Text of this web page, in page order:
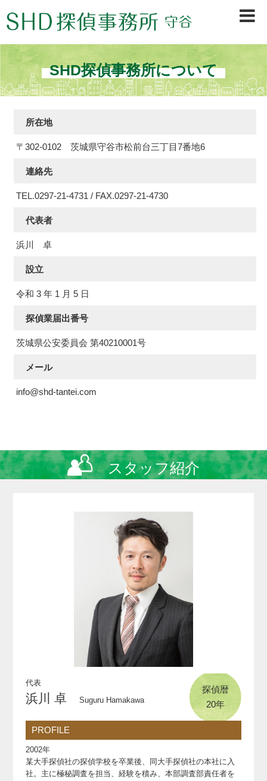
茨城県守谷市、取手市、常総市、龍ヶ崎市、坂東市、境町、古河市を中心に、浮
気調査・行動調査・信用調査等、早期調査＆秘密厳守で不安を素早く解決。初め
ての方も安心の探偵会社です。
SHD探偵事務所について
所在地
〒302-0102 茨城県守谷市松前台三丁目7番地6
連絡先
TEL.0297-21-4731 / FAX.0297-21-4730
代表者
浜川 卓
設立
令和 3 年 1 月 5 日
探偵業届出番号
茨城県公安委員会 第40210001号
メール
info@shd-tantei.com
スタッフ紹介
代表
浜川 卓 Suguru Hamakawa
探偵暦
20年
PROFILE
2002年
某大手探偵社の探偵学校を卒業後、同大手探偵社の本社に入
社。主に極秘調査を担当、経験を積み、本部調査部責任者を